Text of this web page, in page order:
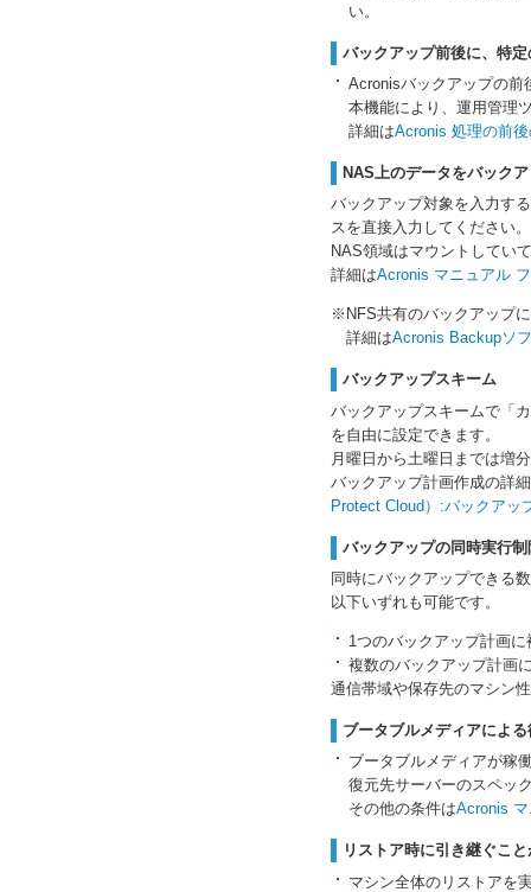
い。
バックアップ前後に、特
Acronisバックアップの前
本機能により、運用管理
詳細はAcronis 処理の前
NAS上のデータをバック
バックアップ対象を入力す
スを直接入力してください。
NAS領域はマウントしてい
詳細はAcronis マニュアル
※NFS共有のバックアップ
詳細はAcronis Backupソ
バックアップスキーム
バックアップスキームで「
を自由に設定できます。
月曜日から土曜日までは増
バックアップ計画作成の詳
Protect Cloud）:バックアッ
バックアップの同時実行制
同時にバックアップできる
以下いずれも可能です。
1つのバックアップ計画
複数のバックアップ計画
通信帯域や保存先のマシン
ブータブルメディアによる
ブータブルメディアが稼
復元先サーバーのスペッ
その他の条件はAcronis
リストア時に引き継ぐこ
マシン全体のリストアを